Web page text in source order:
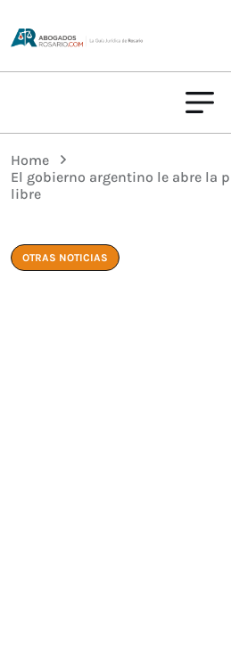
Home
El gobierno argentino le abre la
libre
OTRAS NOTICIAS